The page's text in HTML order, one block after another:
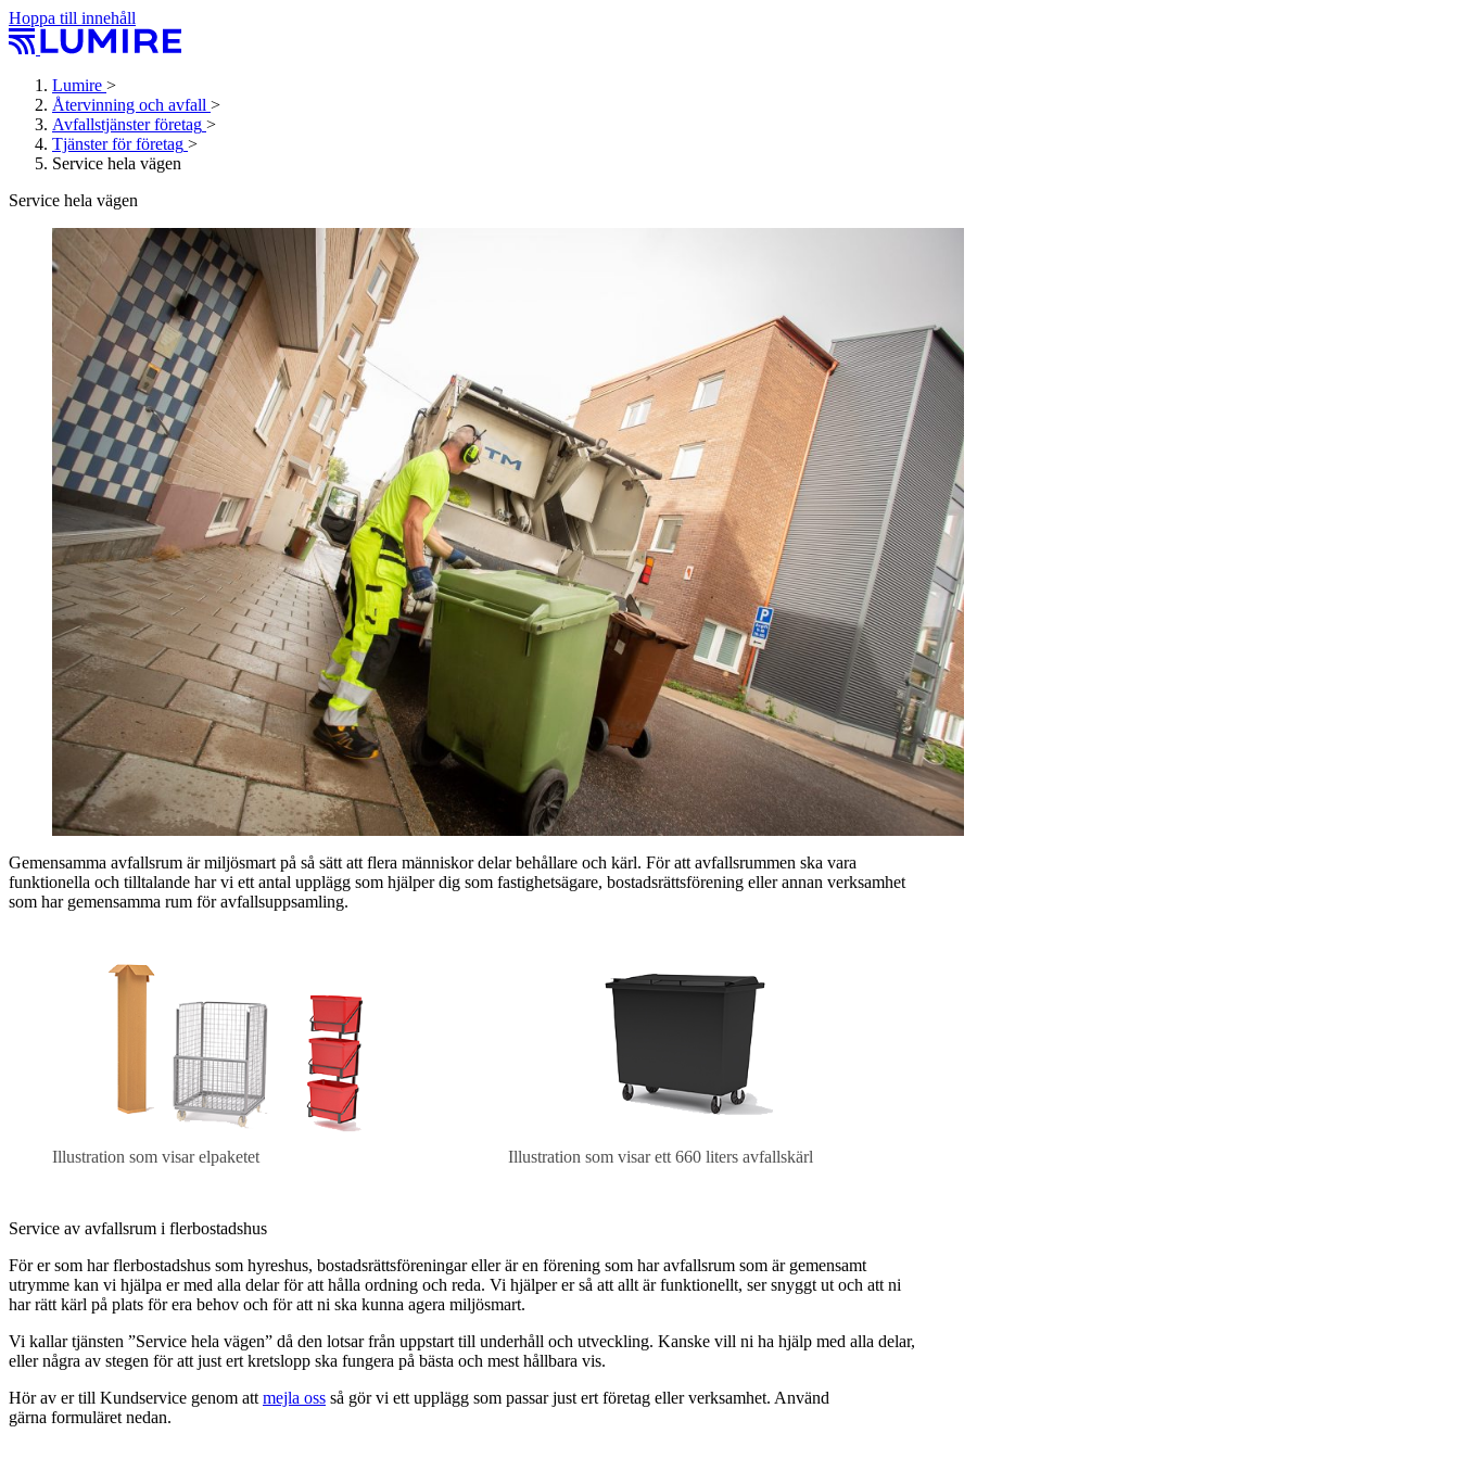
Hoppa till innehåll
Lumire >
Återvinning och avfall >
Avfallstjänster företag >
Tjänster för företag >
Service hela vägen
Service hela vägen
Gemensamma avfallsrum är miljösmart på så sätt att flera människor delar behållare och kärl. För att avfallsrummen ska vara
funktionella och tilltalande har vi ett antal upplägg som hjälper dig som fastighetsägare, bostadsrättsförening eller annan verksamhet
som har gemensamma rum för avfallsuppsamling.
Illustration som visar elpaketet Illustration som visar ett 660 liters avfallskärl
Service av avfallsrum i flerbostadshus
För er som har flerbostadshus som hyreshus, bostadsrättsföreningar eller är en förening som har avfallsrum som är gemensamt
utrymme kan vi hjälpa er med alla delar för att hålla ordning och reda. Vi hjälper er så att allt är funktionellt, ser snyggt ut och att ni
har rätt kärl på plats för era behov och för att ni ska kunna agera miljösmart.
Vi kallar tjänsten ”Service hela vägen” då den lotsar från uppstart till underhåll och utveckling. Kanske vill ni ha hjälp med alla delar,
eller några av stegen för att just ert kretslopp ska fungera på bästa och mest hållbara vis.
Hör av er till Kundservice genom att mejla oss så gör vi ett upplägg som passar just ert företag eller verksamhet. Använd
gärna formuläret nedan.